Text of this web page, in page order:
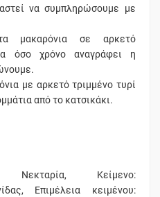
να συμπληρώσουμε με
μακαρόνια σε αρκετό
όσο χρόνο αναγράφει η
με αρκετό τριμμένο τυρί
από το κατσικάκι.
Νεκταρία, Κείμενο:
Επιμέλεια κειμένου: